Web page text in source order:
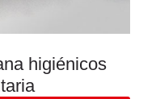
higiénicos